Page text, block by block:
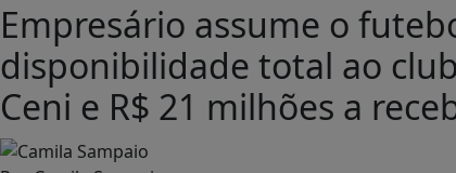
Empresário assume o
disponibilidade total ao
Ceni e R$ 21 milhões a